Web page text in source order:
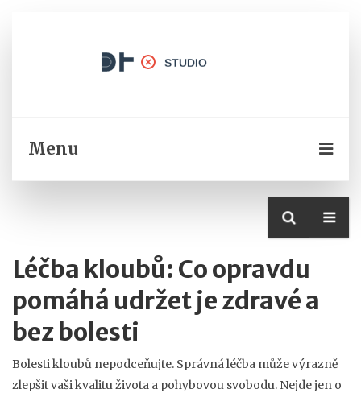
Menu
Léčba kloubů: Co opravdu
pomáhá udržet je zdravé a
bez bolesti
Bolesti kloubů nepodceňujte. Správná léčba může výrazně
zlepšit vaši kvalitu života a pohybovou svobodu. Nejde jen o